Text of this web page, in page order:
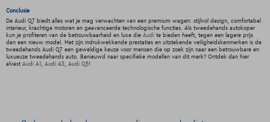
Conclusie
De Audi Q7 biedt alles wat je mag verwachten van een premium wagen: stijlvol design, comfortabel
interieur, krachtige motoren en geavanceerde technologische functies. Als tweedehands autokoper
kun je profiteren van de betrouwbaarheid en luxe die Audite bieden heeft, tegen een lagere prijs
dan een nieuw model. Met zijn indrukwekkende prestaties en uitstekende veiligheidskenmerken is de
tweedehands Audi Q7 een geweldige keuze voor mensen die op zoek zijn naar een betrouwbare en
luxueuze tweedehands auto. Benieuwd naar specifieke modellen van dit merk? Ontdek dan hier
alvast Audi A1 , Audi A3, Audi Q5!